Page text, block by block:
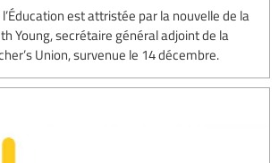
est attristée par la nouvelle de la
Young, secrétaire général adjoint de la
Union, survenue le 14 décembre.